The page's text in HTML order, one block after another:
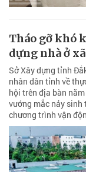
Tháo gỡ khó
dựng nhà ở
Sở Xây dựng tỉnh
nhân dân tỉnh về
hội trên địa bàn
vướng mắc nảy sinh
chương trình vận